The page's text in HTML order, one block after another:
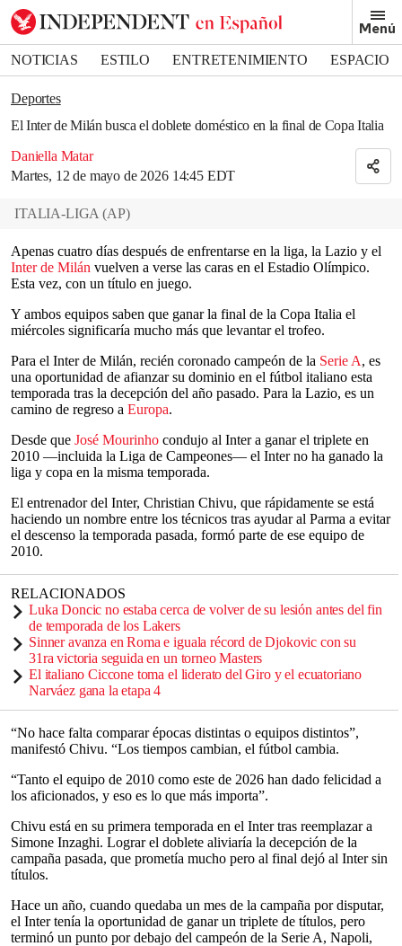
Menú
NOTICIAS ESTILO ENTRETENIMIENTO
ESPACIO
DEPORTES
Deportes
El Inter de Milán busca el doblete doméstico en la final de Copa Italia
Daniella Matar
Martes, 12 de mayo de 2026 14:45 EDT
Bookmark popover
Removed from bookmarks
Close popover
ITALIA-LIGA (AP)
Apenas cuatro días después de enfrentarse en la liga, la Lazio y el
Inter de Milán vuelven a verse las caras en el Estadio Olímpico.
Esta vez, con un título en juego.
Y ambos equipos saben que ganar la final de la Copa Italia el
miércoles significaría mucho más que levantar el trofeo.
Para el Inter de Milán, recién coronado campeón de la Serie A, es
una oportunidad de afianzar su dominio en el fútbol italiano esta
temporada tras la decepción del año pasado. Para la Lazio, es un
camino de regreso a Europa.
Desde que José Mourinho condujo al Inter a ganar el triplete en
2010 —incluida la Liga de Campeones— el Inter no ha ganado la
liga y copa en la misma temporada.
El entrenador del Inter, Christian Chivu, que rápidamente se está
haciendo un nombre entre los técnicos tras ayudar al Parma a evitar
el descenso la temporada pasada, formó parte de ese equipo de
2010.
RELACIONADOS
Luka Doncic no estaba cerca de volver de su lesión antes del fin
de temporada de los Lakers
Sinner avanza en Roma e iguala récord de Djokovic con su
31ra victoria seguida en un torneo Masters
El italiano Ciccone toma el liderato del Giro y el ecuatoriano
Narváez gana la etapa 4
“No hace falta comparar épocas distintas o equipos distintos”,
manifestó Chivu. “Los tiempos cambian, el fútbol cambia.
“Tanto el equipo de 2010 como este de 2026 han dado felicidad a
los aficionados, y eso es lo que más importa”.
Chivu está en su primera temporada en el Inter tras reemplazar a
Simone Inzaghi. Lograr el doblete aliviaría la decepción de la
campaña pasada, que prometía mucho pero al final dejó al Inter sin
títulos.
Hace un año, cuando quedaba un mes de la campaña por disputar,
el Inter tenía la oportunidad de ganar un triplete de títulos, pero
terminó un punto por debajo del campeón de la Serie A, Napoli,